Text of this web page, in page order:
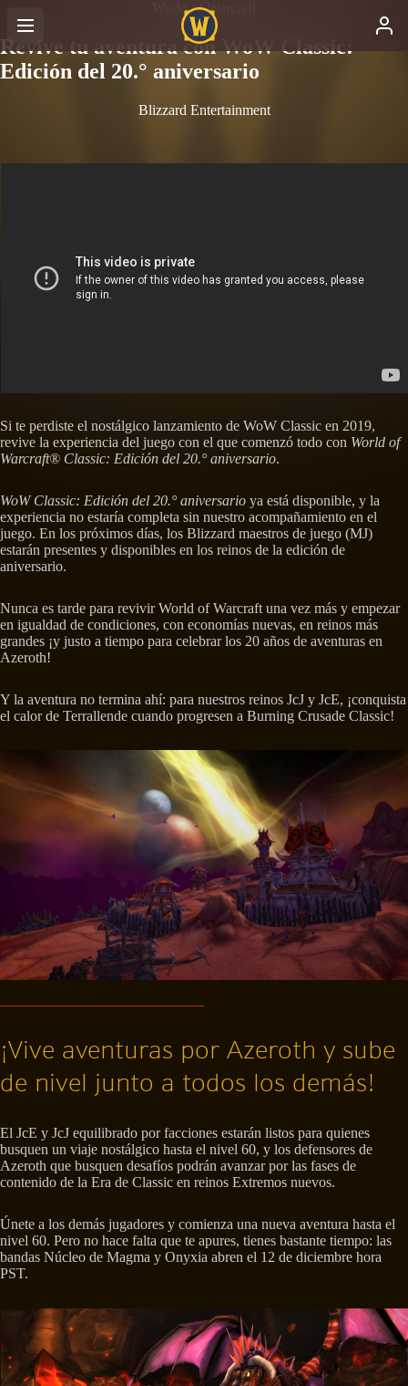
World of Warcraft
Revive tu aventura con WoW Classic:
Edición del 20.° aniversario
Blizzard Entertainment
Si te perdiste el nostálgico lanzamiento de WoW Classic en 2019,
revive la experiencia del juego con el que comenzó todo con World of
Warcraft® Classic: Edición del 20.° aniversario.
WoW Classic: Edición del 20.° aniversario ya está disponible, y la
experiencia no estaría completa sin nuestro acompañamiento en el
juego. En los próximos días, los Blizzard maestros de juego (MJ)
estarán presentes y disponibles en los reinos de la edición de
aniversario.
Nunca es tarde para revivir World of Warcraft una vez más y empezar
en igualdad de condiciones, con economías nuevas, en reinos más
grandes ¡y justo a tiempo para celebrar los 20 años de aventuras en
Azeroth!
Y la aventura no termina ahí: para nuestros reinos JcJ y JcE, ¡conquista
el calor de Terrallende cuando progresen a Burning Crusade Classic!
¡Vive aventuras por Azeroth y sube
de nivel junto a todos los demás!
El JcE y JcJ equilibrado por facciones estarán listos para quienes
busquen un viaje nostálgico hasta el nivel 60, y los defensores de
Azeroth que busquen desafíos podrán avanzar por las fases de
contenido de la Era de Classic en reinos Extremos nuevos.
Únete a los demás jugadores y comienza una nueva aventura hasta el
nivel 60. Pero no hace falta que te apures, tienes bastante tiempo: las
bandas Núcleo de Magma y Onyxia abren el 12 de diciembre hora
PST.